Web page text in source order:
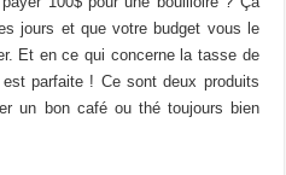
jours et que votre budget vous le
Et en ce qui concerne la tasse de
parfaite ! Ce sont deux produits
un bon café ou thé toujours bien